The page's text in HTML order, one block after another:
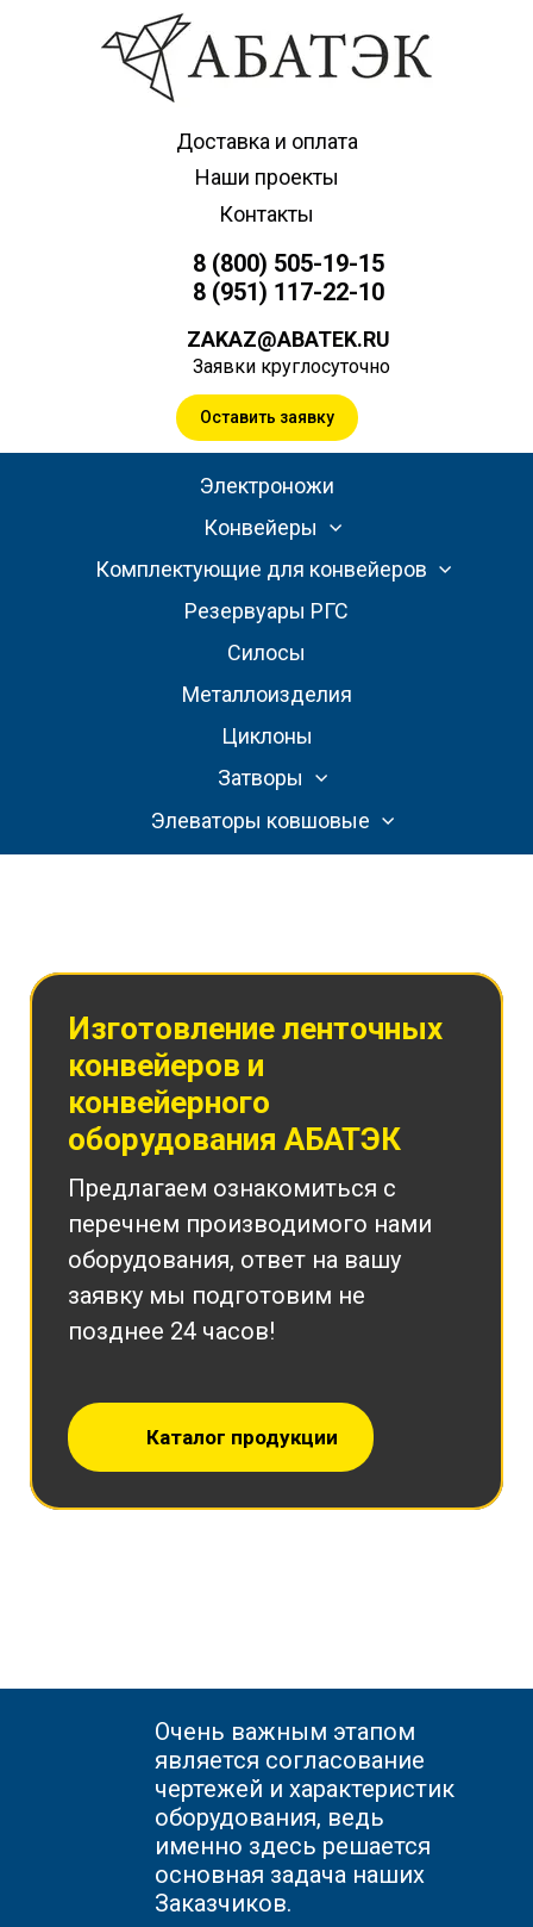
Доставка и оплата
Наши проекты
Контакты
8 (800) 505-19-15
8 (951) 117-22-10
ZAKAZ@ABATEK.RU
Заявки круглосуточно
Оставить заявку
Электроножи
Конвейеры
Комплектующие для конвейеров
Резервуары РГС
Силосы
Металлоизделия
Циклоны
Затворы
Элеваторы ковшовые
Изготовление ленточных
конвейеров и
конвейерного
оборудования АБАТЭК
Предлагаем ознакомиться с
перечнем производимого нами
оборудования, ответ на вашу
заявку мы подготовим не
позднее 24 часов!
Каталог продукции
Очень важным этапом
является согласование
чертежей и характеристик
оборудования, ведь
именно здесь решается
основная задача наших
Заказчиков.